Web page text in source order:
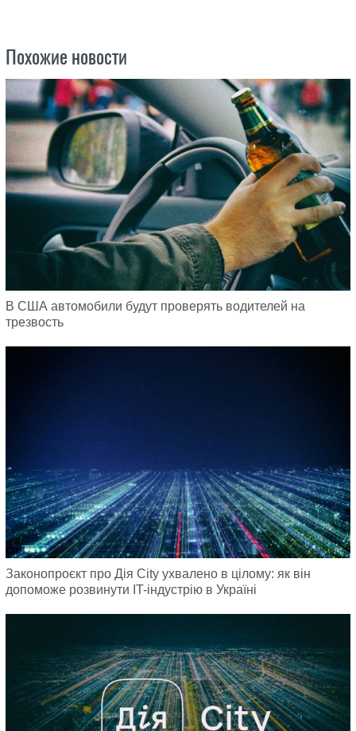
Похожие новости
В США автомобили будут проверять водителей на
трезвость
Законопроєкт про Дія City ухвалено в цілому: як він
допоможе розвинути IT-індустрію в Україні